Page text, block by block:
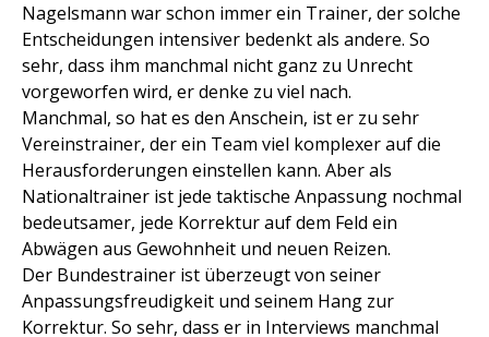
Nagelsmann war schon immer ein Trainer, der solche
Entscheidungen intensiver bedenkt als andere. So
sehr, dass ihm manchmal nicht ganz zu Unrecht
vorgeworfen wird, er denke zu viel nach.
Manchmal, so hat es den Anschein, ist er zu sehr
Vereinstrainer, der ein Team viel komplexer auf die
Herausforderungen einstellen kann. Aber als
Nationaltrainer ist jede taktische Anpassung nochmal
bedeutsamer, jede Korrektur auf dem Feld ein
Abwägen aus Gewohnheit und neuen Reizen.
Der Bundestrainer ist überzeugt von seiner
Anpassungsfreudigkeit und seinem Hang zur
Korrektur. So sehr, dass er in Interviews manchmal